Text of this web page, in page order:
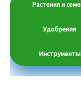
Растения и
Удобрения
Инструменты